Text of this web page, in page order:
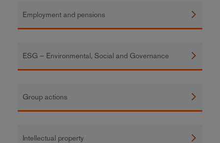
Employment and pensions
ESG – Environmental, Social and Governance
Group actions
Intellectual property